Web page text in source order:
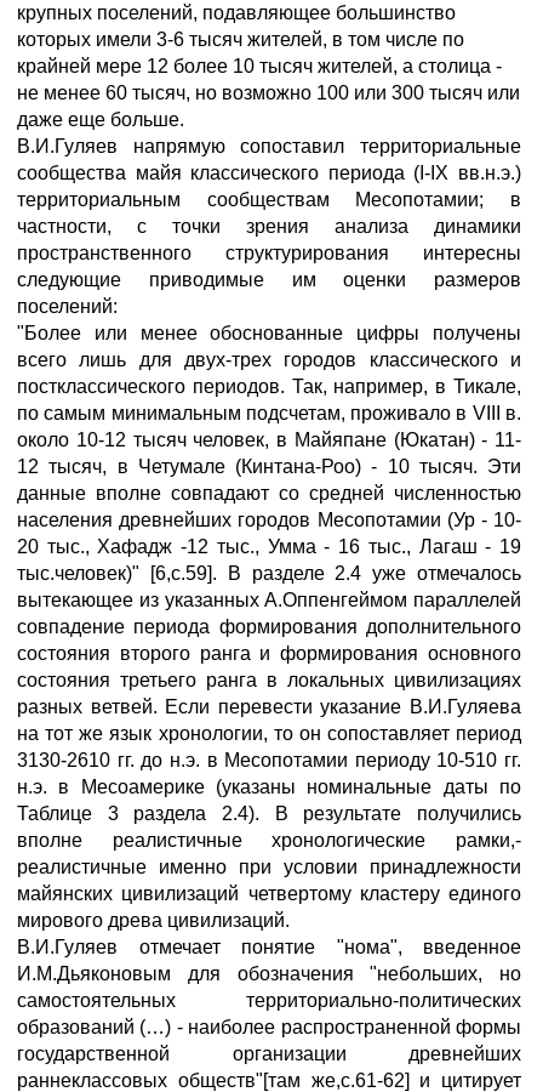
крупных поселений, подавляющее большинство
которых имели 3-6 тысяч жителей, в том числе по
крайней мере 12 более 10 тысяч жителей, а столица -
не менее 60 тысяч, но возможно 100 или 300 тысяч или
даже еще больше.
В.И.Гуляев напрямую сопоставил территориальные
сообщества майя классического периода (I-IX вв.н.э.)
территориальным сообществам Месопотамии; в
частности, с точки зрения анализа динамики
пространственного структурирования интересны
следующие приводимые им оценки размеров
поселений:
"Более или менее обоснованные цифры получены
всего лишь для двух-трех городов классического и
постклассического периодов. Так, например, в Тикале,
по самым минимальным подсчетам, проживало в VIII в.
около 10-12 тысяч человек, в Майяпане (Юкатан) - 11-
12 тысяч, в Четумале (Кинтана-Роо) - 10 тысяч. Эти
данные вполне совпадают со средней численностью
населения древнейших городов Месопотамии (Ур - 10-
20 тыс., Хафадж -12 тыс., Умма - 16 тыс., Лагаш - 19
тыс.человек)" [6,с.59]. В разделе 2.4 уже отмечалось
вытекающее из указанных А.Оппенгеймом параллелей
совпадение периода формирования дополнительного
состояния второго ранга и формирования основного
состояния третьего ранга в локальных цивилизациях
разных ветвей. Если перевести указание В.И.Гуляева
на тот же язык хронологии, то он сопоставляет период
3130-2610 гг. до н.э. в Месопотамии периоду 10-510 гг.
н.э. в Месоамерике (указаны номинальные даты по
Таблице 3 раздела 2.4). В результате получились
вполне реалистичные хронологические рамки,-
реалистичные именно при условии принадлежности
майянских цивилизаций четвертому кластеру единого
мирового древа цивилизаций.
В.И.Гуляев отмечает понятие "нома", введенное
И.М.Дьяконовым для обозначения "небольших, но
самостоятельных территориально-политических
образований (…) - наиболее распространенной формы
государственной организации древнейших
раннеклассовых обществ"[там же,с.61-62] и цитирует